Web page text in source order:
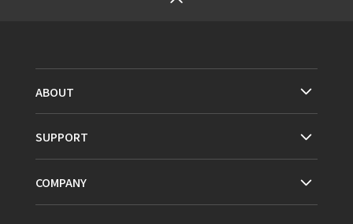
ABOUT
SUPPORT
COMPANY